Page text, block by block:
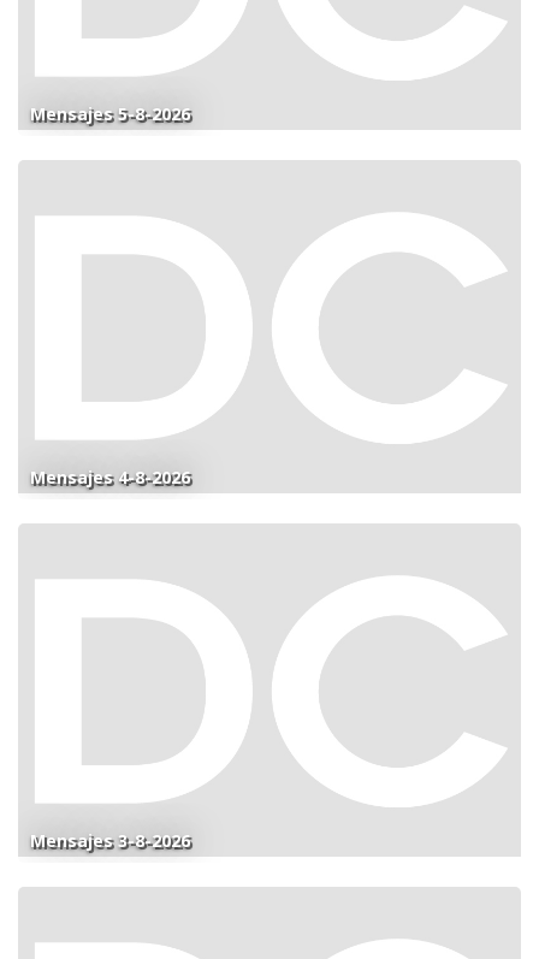
Mensajes 5-8-2026
Mensajes 4-8-2026
Mensajes 3-8-2026